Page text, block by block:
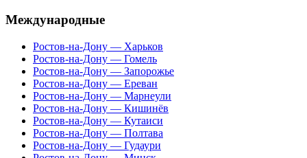
Международные
Ростов-на-Дону — Харьков
Ростов-на-Дону — Гомель
Ростов-на-Дону — Запорожье
Ростов-на-Дону — Ереван
Ростов-на-Дону — Марнеули
Ростов-на-Дону — Кишинёв
Ростов-на-Дону — Кутаиси
Ростов-на-Дону — Полтава
Ростов-на-Дону — Гудаури